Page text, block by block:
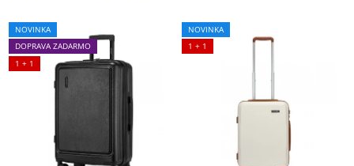
NOVINKA
DOPRAVA ZADARMO
1 + 1
NOVINKA
1 + 1